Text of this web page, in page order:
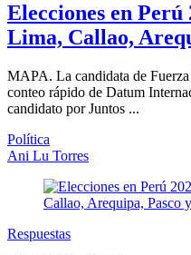
Elecciones en Perú
Lima, Callao,
MAPA. La candidata de
conteo rápido de Datum
candidato por Juntos ...
Política
Ani Lu Torres
Respuestas